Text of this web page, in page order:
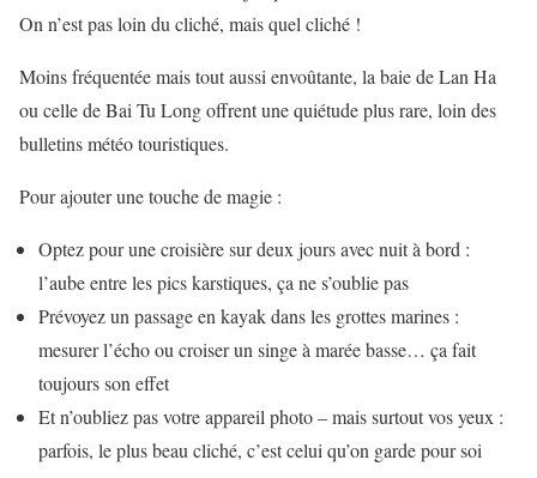
On n’est pas loin du cliché, mais quel cliché !
Moins fréquentée mais tout aussi envoûtante, la baie de Lan Ha
ou celle de Bai Tu Long offrent une quiétude plus rare, loin des
bulletins météo touristiques.
Pour ajouter une touche de magie :
Optez pour une croisière sur deux jours avec nuit à bord :
l’aube entre les pics karstiques, ça ne s’oublie pas
Prévoyez un passage en kayak dans les grottes marines :
mesurer l’écho ou croiser un singe à marée basse… ça fait
toujours son effet
Et n’oubliez pas votre appareil photo – mais surtout vos yeux :
parfois, le plus beau cliché, c’est celui qu’on garde pour soi